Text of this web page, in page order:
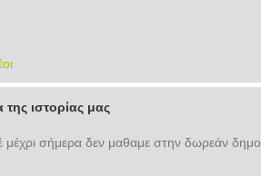
ιστορίας μας
σήμερα δεν μαθαμε στην δωρεάν